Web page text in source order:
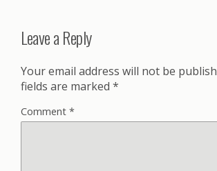
Leave a Reply
Your email address will not be
fields are marked *
Comment *